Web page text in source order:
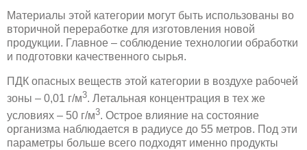
Материалы этой категории могут быть использованы во
вторичной переработке для изготовления новой
продукции. Главное – соблюдение технологии обработки
и подготовки качественного сырья.
ПДК опасных веществ этой категории в воздухе рабочей
зоны – 0,01 г/м3. Летальная концентрация в тех же
условиях – 50 г/м3. Острое влияние на состояние
организма наблюдается в радиусе до 55 метров. Под эти
параметры больше всего подходят именно продукты